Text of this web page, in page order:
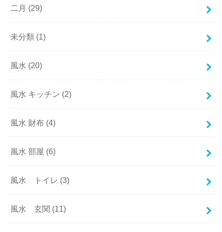
二月 (29)
未分類 (1)
風水 (20)
風水 キッチン (2)
風水 財布 (4)
風水 部屋 (6)
風水 トイレ (3)
風水 玄関 (11)